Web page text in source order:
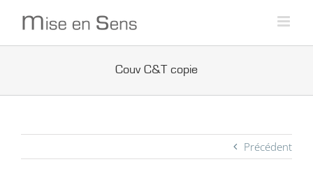
Couv C&T copie
Précédent